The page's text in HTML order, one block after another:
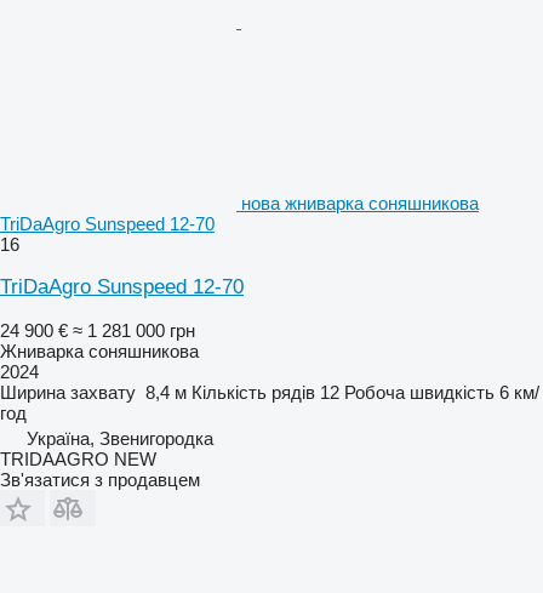
нова жниварка соняшникова
TriDaAgro Sunspeed 12-70
16
TriDaAgro Sunspeed 12-70
24 900 € ≈ 1 281 000 грн
Жниварка соняшникова
2024
Ширина захвату 8,4 м Кількість рядів 12 Робоча швидкість 6 км/
год
Україна, Звенигородка
TRIDAAGRO NEW
Зв'язатися з продавцем